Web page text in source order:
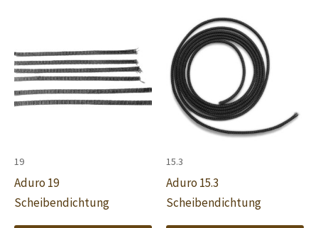
19
Aduro 19
Scheibendichtung
15.3
Aduro 15.3
Scheibendichtung